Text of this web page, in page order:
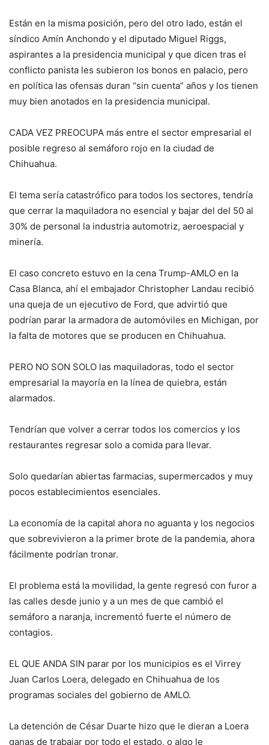
Están en la misma posición, pero del otro lado, están el
síndico Amín Anchondo y el diputado Miguel Riggs,
aspirantes a la presidencia municipal y que dicen tras el
conflicto panista les subieron los bonos en palacio, pero
en política las ofensas duran “sin cuenta” años y los tienen
muy bien anotados en la presidencia municipal.
CADA VEZ PREOCUPA más entre el sector empresarial el
posible regreso al semáforo rojo en la ciudad de
Chihuahua.
El tema sería catastrófico para todos los sectores, tendría
que cerrar la maquiladora no esencial y bajar del del 50 al
30% de personal la industria automotriz, aeroespacial y
minería.
El caso concreto estuvo en la cena Trump-AMLO en la
Casa Blanca, ahí el embajador Christopher Landau recibió
una queja de un ejecutivo de Ford, que advirtió que
podrían parar la armadora de automóviles en Michigan, por
la falta de motores que se producen en Chihuahua.
PERO NO SON SOLO las maquiladoras, todo el sector
empresarial la mayoría en la línea de quiebra, están
alarmados.
Tendrían que volver a cerrar todos los comercios y los
restaurantes regresar solo a comida para llevar.
Solo quedarían abiertas farmacias, supermercados y muy
pocos establecimientos esenciales.
La economía de la capital ahora no aguanta y los negocios
que sobrevivieron a la primer brote de la pandemia, ahora
fácilmente podrían tronar.
El problema está la movilidad, la gente regresó con furor a
las calles desde junio y a un mes de que cambió el
semáforo a naranja, incrementó fuerte el número de
contagios.
EL QUE ANDA SIN parar por los municipios es el Virrey
Juan Carlos Loera, delegado en Chihuahua de los
programas sociales del gobierno de AMLO.
La detención de César Duarte hizo que le dieran a Loera
ganas de trabajar por todo el estado, o algo le